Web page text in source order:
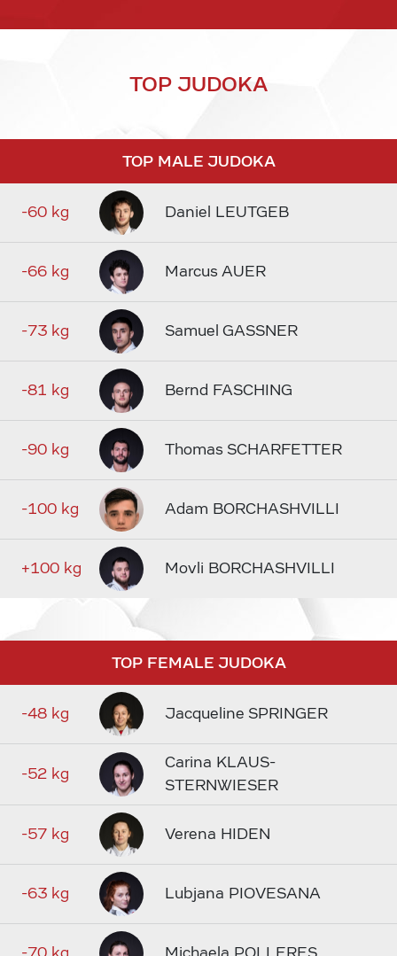
TOP JUDOKA
TOP MALE JUDOKA
-60 kg Daniel LEUTGEB
-66 kg Marcus AUER
-73 kg Samuel GASSNER
-81 kg Bernd FASCHING
-90 kg Thomas SCHARFETTER
-100 kg Adam BORCHASHVILLI
+100 kg Movli BORCHASHVILLI
TOP FEMALE JUDOKA
-48 kg Jacqueline SPRINGER
-52 kg
Carina KLAUS-
STERNWIESER
-57 kg Verena HIDEN
-63 kg Lubjana PIOVESANA